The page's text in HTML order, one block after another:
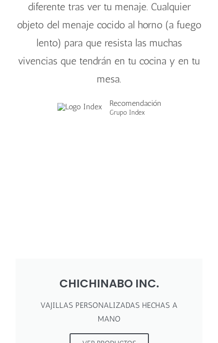
diferente tras ver tu menaje. Cualquier
objeto del menaje cocido al horno (a fuego
lento) para que resista las muchas
vivencias que tendrán en tu cocina y en tu
mesa.
Recomendación
Grupo Index
CHICHINABO INC.
VAJILLAS PERSONALIZADAS HECHAS A
MANO